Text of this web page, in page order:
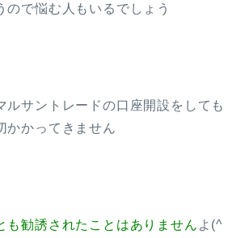
ので悩む人もいるでしょう
ルサントレードの口座開設をしても
かかってきません
も勧誘されたことはありません よ(^